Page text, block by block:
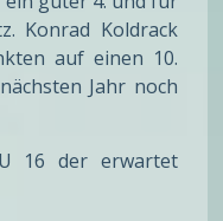
Konrad Koldrack
auf einen 10.
Jahr noch
16 der erwartet